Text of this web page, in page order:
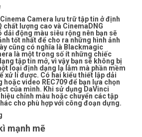
Camera lưu trữ tập tin ở định
chất lượng cao và CinemaDNG
dải động màu siêu rộng nên bạn sẽ
tốt nhất để cho ra những hình ảnh
cũng có nghĩa là Blackmagic
là một trong số ít những chiếc
tập tin mở, vì vậy bạn sẽ không bị
loại định dạng lạ lẫm mà phần mềm
xử lí được. Có hai kiểu thiết lập dải
video REC709 để bạn lựa chọn
của mình. Khi sử dụng DaVinci
chỉnh màu hoặc chuyển các tập
cho phù hợp với công đoạn dựng.
mạnh mẽ